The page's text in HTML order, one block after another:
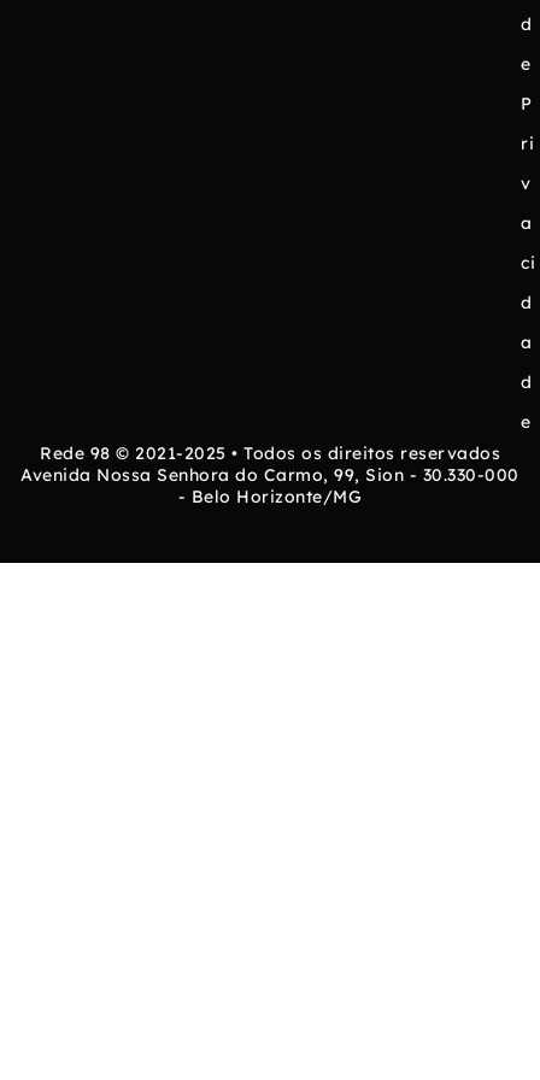
d
e
P
ri
v
a
ci
d
a
d
e
Rede 98 © 2021-2025 • Todos os direitos reservados
Avenida Nossa Senhora do Carmo, 99, Sion - 30.330-000
- Belo Horizonte/MG